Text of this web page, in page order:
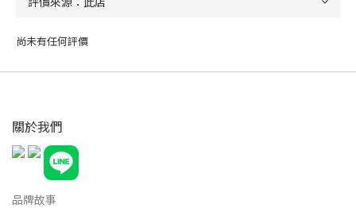
尚未有任何評價
關於我們
品牌故事